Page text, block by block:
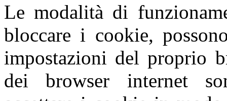
Le modalità di
bloccare i cookie,
impostazioni del proprio
dei browser internet